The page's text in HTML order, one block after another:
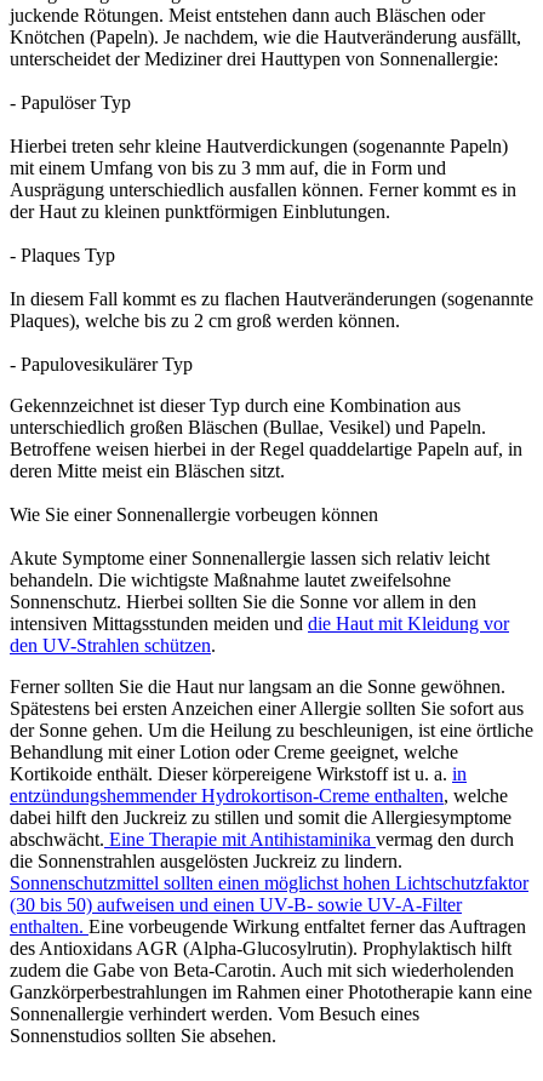
juckende Rötungen. Meist entstehen dann auch Bläschen oder
Knötchen (Papeln). Je nachdem, wie die Hautveränderung ausfällt,
unterscheidet der Mediziner drei Hauttypen von Sonnenallergie:
- Papulöser Typ
Hierbei treten sehr kleine Hautverdickungen (sogenannte Papeln)
mit einem Umfang von bis zu 3 mm auf, die in Form und
Ausprägung unterschiedlich ausfallen können. Ferner kommt es in
der Haut zu kleinen punktförmigen Einblutungen.
- Plaques Typ
In diesem Fall kommt es zu flachen Hautveränderungen (sogenannte
Plaques), welche bis zu 2 cm groß werden können.
- Papulovesikulärer Typ
Gekennzeichnet ist dieser Typ durch eine Kombination aus
unterschiedlich großen Bläschen (Bullae, Vesikel) und Papeln.
Betroffene weisen hierbei in der Regel quaddelartige Papeln auf, in
deren Mitte meist ein Bläschen sitzt.
Wie Sie einer Sonnenallergie vorbeugen können
Akute Symptome einer Sonnenallergie lassen sich relativ leicht
behandeln. Die wichtigste Maßnahme lautet zweifelsohne
Sonnenschutz. Hierbei sollten Sie die Sonne vor allem in den
intensiven Mittagsstunden meiden und die Haut mit Kleidung vor
den UV-Strahlen schützen.
Ferner sollten Sie die Haut nur langsam an die Sonne gewöhnen.
Spätestens bei ersten Anzeichen einer Allergie sollten Sie sofort aus
der Sonne gehen. Um die Heilung zu beschleunigen, ist eine örtliche
Behandlung mit einer Lotion oder Creme geeignet, welche
Kortikoide enthält. Dieser körpereigene Wirkstoff ist u. a. in
entzündungshemmender Hydrokortison-Creme enthalten, welche
dabei hilft den Juckreiz zu stillen und somit die Allergiesymptome
abschwächt. Eine Therapie mit Antihistaminika vermag den durch
die Sonnenstrahlen ausgelösten Juckreiz zu lindern.
Sonnenschutzmittel sollten einen möglichst hohen Lichtschutzfaktor
(30 bis 50) aufweisen und einen UV-B- sowie UV-A-Filter
enthalten. Eine vorbeugende Wirkung entfaltet ferner das Auftragen
des Antioxidans AGR (Alpha-Glucosylrutin). Prophylaktisch hilft
zudem die Gabe von Beta-Carotin. Auch mit sich wiederholenden
Ganzkörperbestrahlungen im Rahmen einer Phototherapie kann eine
Sonnenallergie verhindert werden. Vom Besuch eines
Sonnenstudios sollten Sie absehen.